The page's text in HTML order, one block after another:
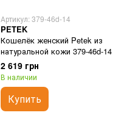
Артикул: 379-46d-14
PETEK
Кошелёк женский Petek из
натуральной кожи 379-46d-14
2 619 грн
В наличии
Купить